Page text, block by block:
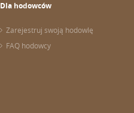
Dla hodowców
Zarejestruj swoją hodowlę
FAQ hodowcy